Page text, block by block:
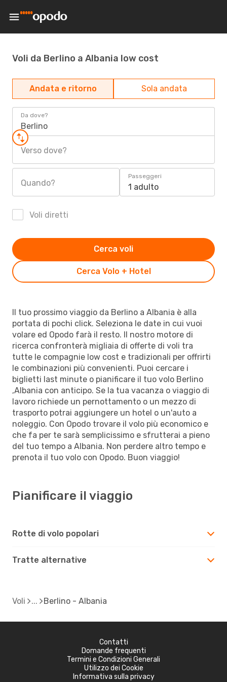
Voli da Berlino a Albania low cost
Andata e ritorno Sola andata
Da dove?
Berlino
Verso dove?
Quando?
Passeggeri
1 adulto
Voli diretti
Cerca Volo + Hotel
Cerca voli
Il tuo prossimo viaggio da Berlino a Albania è alla
portata di pochi click. Seleziona le date in cui vuoi
volare ed Opodo farà il resto. Il nostro motore di
ricerca confronterà migliaia di offerte di voli tra
tutte le compagnie low cost e tradizionali per offrirti
le combinazioni più convenienti. Puoi cercare i
biglietti last minute o pianificare il tuo volo Berlino
,Albania con anticipo. Se la tua vacanza o viaggio di
lavoro richiede un pernottamento o un mezzo di
trasporto potrai aggiungere un hotel o un'auto a
noleggio. Con Opodo trovare il volo più economico e
che fa per te sarà semplicissimo e sfrutterai a pieno
del tuo tempo a Albania. Non perdere altro tempo e
prenota il tuo volo con Opodo. Buon viaggio!
Pianificare il viaggio
Rotte di volo popolari
Tratte alternative
Voli Berlino - Albania
Contatti
Domande frequenti
Termini e Condizioni Generali
Utilizzo dei Cookie
Informativa sulla privacy